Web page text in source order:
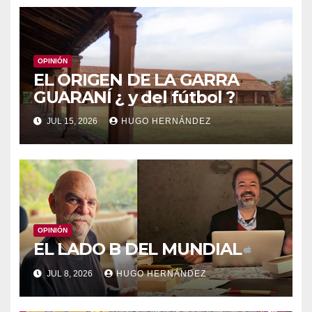
OPINIÓN
EL ORIGEN DE LA GARRA
GUARANÍ ¿ y del fútbol ?
JUL 15, 2026 HUGO HERNÁNDEZ
OPINIÓN
EL LADO B DEL MUNDIAL
JUL 8, 2026 HUGO HERNÁNDEZ